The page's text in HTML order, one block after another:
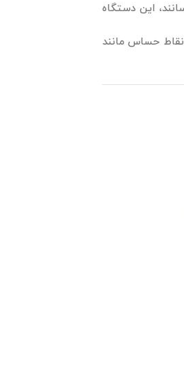
این دستگاه
حساس مانند